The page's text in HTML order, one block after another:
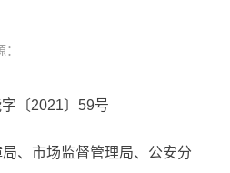
〔2021〕59号
、市场监督管理局、公安分